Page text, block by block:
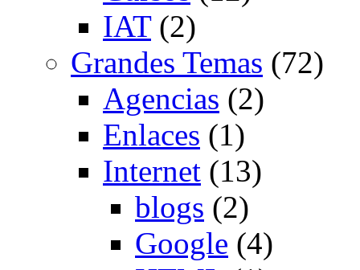
IAT(2)
Grandes Temas (72)
Agencias (2)
Enlaces (1)
Internet (13)
blogs (2)
Google (4)